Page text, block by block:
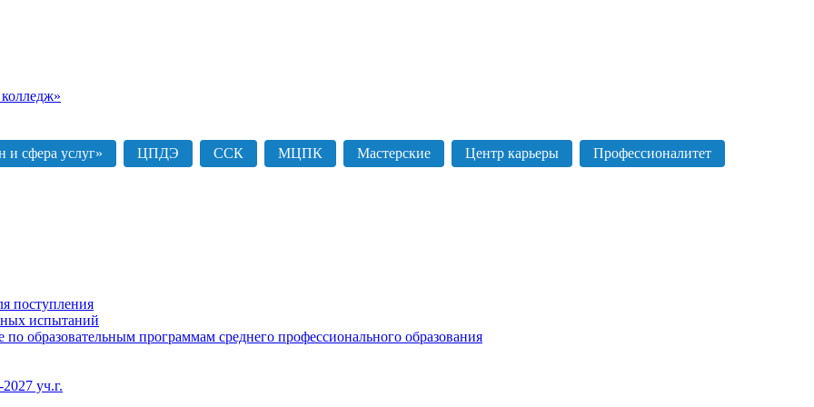
сфера услуг» ЦПДЭ ССК МЦПК Мастерские Центр карьеры Профессионалитет
поступления
испытаний
образовательным программам среднего профессионального образования
уч.г.